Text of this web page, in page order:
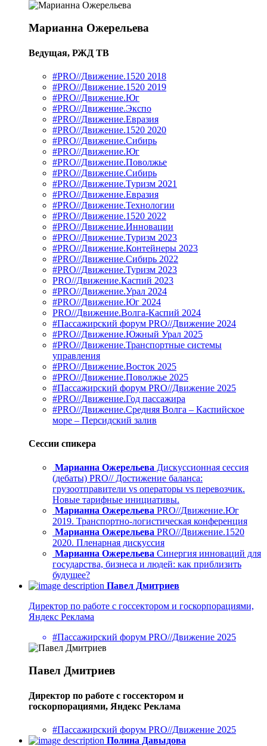
Марианна Ожерельева
Ведущая, РЖД ТВ
#PRO//Движение.1520 2018
#PRO//Движение.1520 2019
#PRO//Движение.Юг
#PRO//Движение.Экспо
#PRO//Движение.Евразия
#PRO//Движение.1520 2020
#PRO//Движение.Сибирь
#PRO//Движение.Юг
#PRO//Движение.Поволжье
#PRO//Движение.Сибирь
#PRO//Движение.Туризм 2021
#PRO//Движение.Евразия
#PRO//Движение.Технологии
#PRO//Движение.1520 2022
#PRO//Движение.Инновации
#PRO//Движение.Туризм 2023
#PRO//Движение.Контейнеры 2023
#PRO//Движение.Сибирь 2022
#PRO//Движение.Туризм 2023
PRO//Движение.Каспий 2023
#PRO//Движение.Урал 2024
#PRO//Движение.Юг 2024
PRO//Движение.Волга-Каспий 2024
#Пассажирский форум PRO//Движение 2024
#PRO//Движение.Южный Урал 2025
#PRO//Движение.Транспортные системы
управления
#PRO//Движение.Восток 2025
#PRO//Движение.Поволжье 2025
#Пассажирский форум PRO//Движение 2025
#PRO//Движение.Год пассажира
#PRO//Движение.Средняя Волга – Каспийское
море – Персидский залив
Сессии спикера
Марианна Ожерельева Дискуссионная сессия
(дебаты) PRO// Достижение баланса:
грузоотправители vs операторы vs перевозчик.
Новые тарифные инициативы.
Марианна Ожерельева PRO//Движение.Юг
2019. Транспортно-логистическая конференция
Марианна Ожерельева PRO//Движение.1520
2020. Пленарная дискуссия
Марианна Ожерельева Синергия инноваций для
государства, бизнеса и людей: как приблизить
будущее?
Павел Дмитриев
Директор по работе с госсектором и госкорпорациями,
Яндекс Реклама
#Пассажирский форум PRO//Движение 2025
Павел Дмитриев
Директор по работе с госсектором и
госкорпорациями, Яндекс Реклама
#Пассажирский форум PRO//Движение 2025
Полина Давыдова